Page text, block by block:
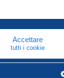
Accettare
tutti i cookie